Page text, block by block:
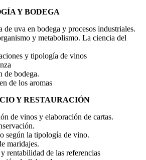
Y BODEGA
uva en bodega y procesos industriales.
y metabolismo. La ciencia del
y tipología de vinos
de bodega.
de los aromas
Y RESTAURACIÓN
de vinos y elaboración de cartas.
según la tipología de vino.
maridajes.
rentabilidad de las referencias